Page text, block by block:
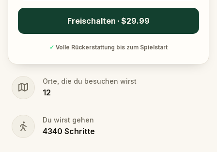
Freischalten · $29.99
✓ Volle Rückerstattung bis zum Spielstart
Orte, die du besuchen wirst
12
Du wirst gehen
4340 Schritte